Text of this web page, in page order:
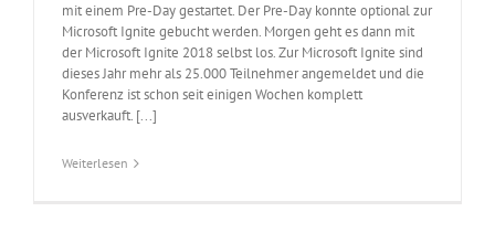
mit einem Pre-Day gestartet. Der Pre-Day konnte optional zur
Microsoft Ignite gebucht werden. Morgen geht es dann mit
der Microsoft Ignite 2018 selbst los. Zur Microsoft Ignite sind
dieses Jahr mehr als 25.000 Teilnehmer angemeldet und die
Konferenz ist schon seit einigen Wochen komplett
ausverkauft. [...]
Weiterlesen